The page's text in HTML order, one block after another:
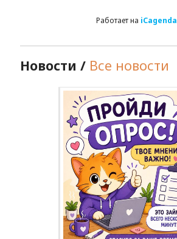
Работает на iCagenda
Новости / Все новости